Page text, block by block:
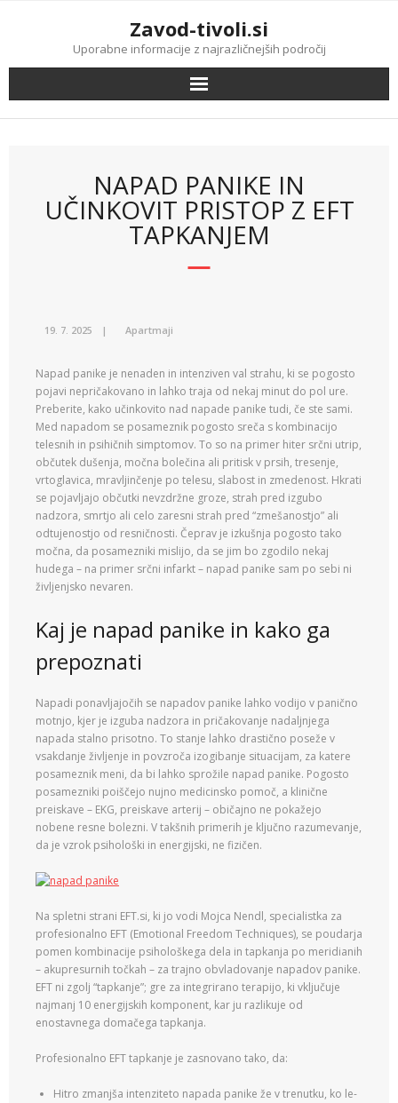
Zavod-tivoli.si
Uporabne informacije z najrazličnejših področij
NAPAD PANIKE IN
UČINKOVIT PRISTOP Z EFT
TAPKANJEM
19. 7. 2025 Apartmaji
Napad panike je nenaden in intenziven val strahu, ki se pogosto
pojavi nepričakovano in lahko traja od nekaj minut do pol ure.
Preberite, kako učinkovito nad napade panike tudi, če ste sami.
Med napadom se posameznik pogosto sreča s kombinacijo
telesnih in psihičnih simptomov. To so na primer hiter srčni utrip,
občutek dušenja, močna bolečina ali pritisk v prsih, tresenje,
vrtoglavica, mravljinčenje po telesu, slabost in zmedenost. Hkrati
se pojavljajo občutki nevzdržne groze, strah pred izgubo
nadzora, smrtjo ali celo zaresni strah pred “zmešanostjo” ali
odtujenostjo od resničnosti. Čeprav je izkušnja pogosto tako
močna, da posamezniki mislijo, da se jim bo zgodilo nekaj
hudega – na primer srčni infarkt – napad panike sam po sebi ni
življenjsko nevaren.
Kaj je napad panike in kako ga
prepoznati
Napadi ponavljajočih se napadov panike lahko vodijo v panično
motnjo, kjer je izguba nadzora in pričakovanje nadaljnjega
napada stalno prisotno. To stanje lahko drastično poseže v
vsakdanje življenje in povzroča izogibanje situacijam, za katere
posameznik meni, da bi lahko sprožile napad panike. Pogosto
posamezniki poiščejo nujno medicinsko pomoč, a klinične
preiskave – EKG, preiskave arterij – običajno ne pokažejo
nobene resne bolezni. V takšnih primerih je ključno razumevanje,
da je vzrok psihološki in energijski, ne fizičen.
Na spletni strani EFT.si, ki jo vodi Mojca Nendl, specialistka za
profesionalno EFT (Emotional Freedom Techniques), se poudarja
pomen kombinacije psihološkega dela in tapkanja po meridianih
– akupresurnih točkah – za trajno obvladovanje napadov panike.
EFT ni zgolj “tapkanje”; gre za integrirano terapijo, ki vključuje
najmanj 10 energijskih komponent, kar ju razlikuje od
enostavnega domačega tapkanja.
Profesionalno EFT tapkanje je zasnovano tako, da:
Hitro zmanjša intenziteto napada panike že v trenutku, ko le-